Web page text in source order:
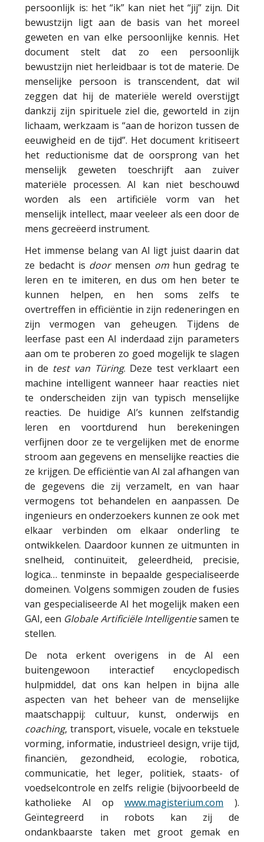
persoonlijk is: het “ik” kan niet het “jij” zijn. Dit
bewustzijn ligt aan de basis van het moreel
geweten en van elke persoonlijke kennis. Het
document stelt dat zo een persoonlijk
bewustzijn niet herleidbaar is tot de materie. De
menselijke persoon is transcendent, dat wil
zeggen dat hij de materiële wereld overstijgt
dankzij zijn spirituele ziel die, geworteld in zijn
lichaam, werkzaam is “aan de horizon tussen de
eeuwigheid en de tijd”. Het document kritiseert
het reductionisme dat de oorsprong van het
menselijk geweten toeschrijft aan zuiver
materiële processen. AI kan niet beschouwd
worden als een artificiële vorm van het
menselijk intellect, maar veeleer als een door de
mens gecreëerd instrument.
Het immense belang van AI ligt juist daarin dat
ze bedacht is doormensen omhun gedrag te
leren en te imiteren, en dus om hen beter te
kunnen helpen, en hen soms zelfs te
overtreffen in efficiëntie in zijn redeneringen en
zijn vermogen van geheugen. Tijdens de
leerfase past een AI inderdaad zijn parameters
aan om te proberen zo goed mogelijk te slagen
in de test van Türing. Deze test verklaart een
machine intelligent wanneer haar reacties niet
te onderscheiden zijn van typisch menselijke
reacties. De huidige AI’s kunnen zelfstandig
leren en voortdurend hun berekeningen
verfijnen door ze te vergelijken met de enorme
stroom aan gegevens en menselijke reacties die
ze krijgen. De efficiëntie van AI zal afhangen van
de gegevens die zij verzamelt, en van haar
vermogens tot behandelen en aanpassen. De
ingenieurs en onderzoekers kunnen ze ook met
elkaar verbinden om elkaar onderling te
ontwikkelen. Daardoor kunnen ze uitmunten in
snelheid, continuïteit, geleerdheid, precisie,
logica… tenminste in bepaalde gespecialiseerde
domeinen. Volgens sommigen zouden de fusies
van gespecialiseerde AI het mogelijk maken een
GAI, een Globale Artificiële Intelligentiesamen te
stellen.
De nota erkent overigens in de AI een
buitengewoon interactief encyclopedisch
hulpmiddel, dat ons kan helpen in bijna alle
aspecten van het beheer van de menselijke
maatschappij: cultuur, kunst, onderwijs en
coaching, transport, visuele, vocale en tekstuele
vorming, informatie, industrieel design, vrije tijd,
financiën, gezondheid, ecologie, robotica,
communicatie, het leger, politiek, staats- of
voedselcontrole en zelfs religie (bijvoorbeeld de
katholieke AI opwww.magisterium.com ).
Geïntegreerd in robots kan zij de
ondankbaarste taken met groot gemak en